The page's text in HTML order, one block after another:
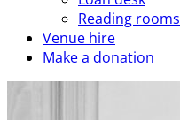
Reading rooms
Venue hire
Make a donation